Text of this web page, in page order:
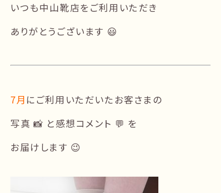
いつも中山靴店をご利用いただき
ありがとうございます 😃
7月 にご利用いただいたお客さまの
写真 📸 と感想コメント 💬 を
お届けします 😉